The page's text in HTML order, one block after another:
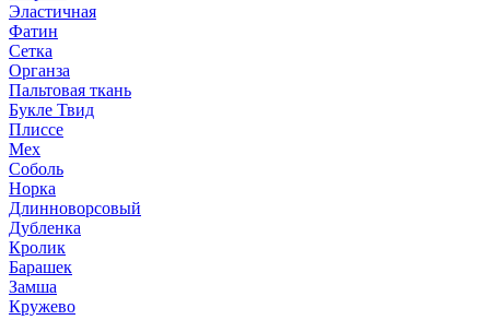
Эластичная
Фатин
Сетка
Органза
Пальтовая ткань
Букле Твид
Плиссе
Мех
Соболь
Норка
Длинноворсовый
Дубленка
Кролик
Барашек
Замша
Кружево